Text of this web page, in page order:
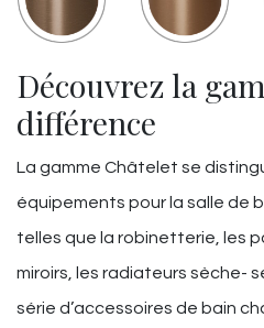
Découvrez la
différence
La gamme Châtelet se
équipements pour la salle de
telles que la robinetterie, les
miroirs, les radiateurs sèche-
série d’accessoires de bain